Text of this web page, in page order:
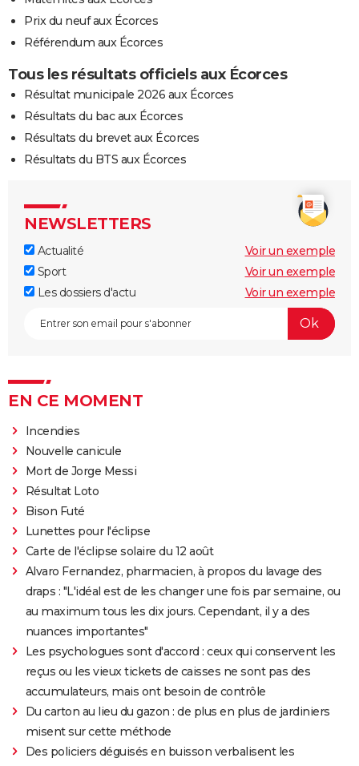
Prix du neuf aux Écorces
Référendum aux Écorces
Tous les résultats officiels aux Écorces
Résultat municipale 2026 aux Écorces
Résultats du bac aux Écorces
Résultats du brevet aux Écorces
Résultats du BTS aux Écorces
NEWSLETTERS
Actualité
Voir un exemple
Sport
Voir un exemple
Les dossiers d'actu
Voir un exemple
EN CE MOMENT
Incendies
Nouvelle canicule
Mort de Jorge Messi
Résultat Loto
Bison Futé
Lunettes pour l'éclipse
Carte de l'éclipse solaire du 12 août
Alvaro Fernandez, pharmacien, à propos du lavage des
draps : "L'idéal est de les changer une fois par semaine, ou
au maximum tous les dix jours. Cependant, il y a des
nuances importantes"
Les psychologues sont d'accord : ceux qui conservent les
reçus ou les vieux tickets de caisses ne sont pas des
accumulateurs, mais ont besoin de contrôle
Du carton au lieu du gazon : de plus en plus de jardiniers
misent sur cette méthode
Des policiers déguisés en buisson verbalisent les